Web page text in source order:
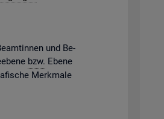
und Be­
bzw. Ebene
Merk­ma­le